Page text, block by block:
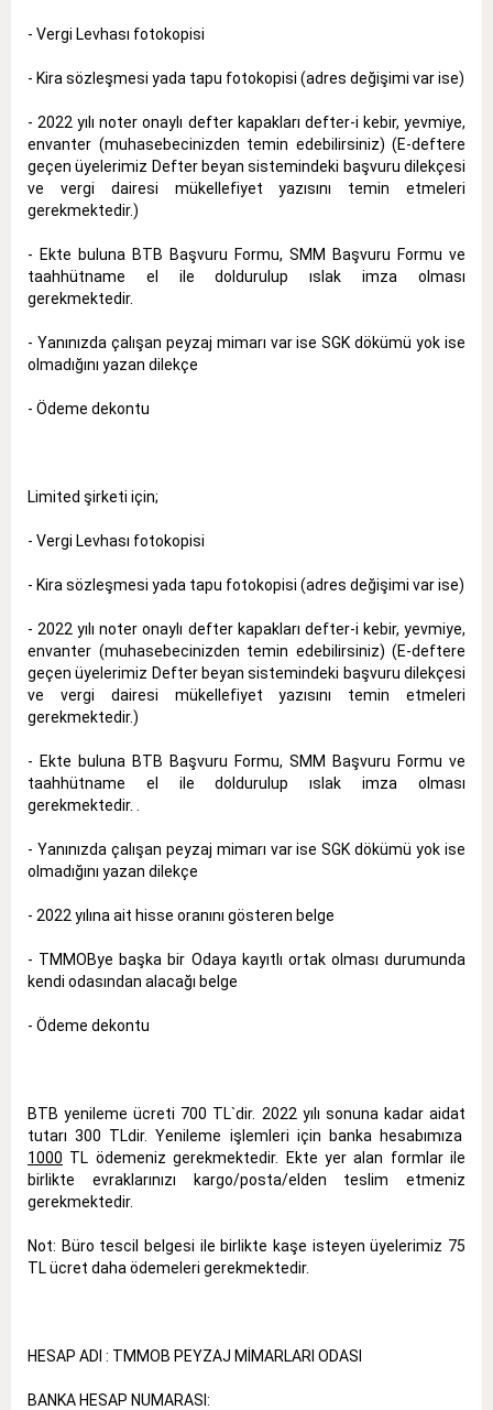
- Vergi Levhası fotokopisi
- Kira sözleşmesi yada tapu fotokopisi (adres değişimi var ise)
- 2022 yılı noter onaylı defter kapakları defter-i kebir, yevmiye,
envanter (muhasebecinizden temin edebilirsiniz) (E-deftere
geçen üyelerimiz Defter beyan sistemindeki başvuru dilekçesi
ve vergi dairesi mükellefiyet yazısını temin etmeleri
gerekmektedir.)
- Ekte buluna BTB Başvuru Formu, SMM Başvuru Formu ve
taahhütname el ile doldurulup ıslak imza olması
gerekmektedir.
- Yanınızda çalışan peyzaj mimarı var ise SGK dökümü yok ise
olmadığını yazan dilekçe
- Ödeme dekontu
Limited şirketi için;
- Vergi Levhası fotokopisi
- Kira sözleşmesi yada tapu fotokopisi (adres değişimi var ise)
- 2022 yılı noter onaylı defter kapakları defter-i kebir, yevmiye,
envanter (muhasebecinizden temin edebilirsiniz) (E-deftere
geçen üyelerimiz Defter beyan sistemindeki başvuru dilekçesi
ve vergi dairesi mükellefiyet yazısını temin etmeleri
gerekmektedir.)
- Ekte buluna BTB Başvuru Formu, SMM Başvuru Formu ve
taahhütname el ile doldurulup ıslak imza olması
gerekmektedir. .
- Yanınızda çalışan peyzaj mimarı var ise SGK dökümü yok ise
olmadığını yazan dilekçe
- 2022 yılına ait hisse oranını gösteren belge
- TMMOBye başka bir Odaya kayıtlı ortak olması durumunda
kendi odasından alacağı belge
- Ödeme dekontu
BTB yenileme ücreti 700 TL`dir. 2022 yılı sonuna kadar aidat
tutarı 300 TLdir. Yenileme işlemleri için banka hesabımıza
1000 TL ödemeniz gerekmektedir. Ekte yer alan formlar ile
birlikte evraklarınızı kargo/posta/elden teslim etmeniz
gerekmektedir.
Not: Büro tescil belgesi ile birlikte kaşe isteyen üyelerimiz 75
TL ücret daha ödemeleri gerekmektedir.
HESAP ADI : TMMOB PEYZAJ MİMARLARI ODASI
BANKA HESAP NUMARASI: